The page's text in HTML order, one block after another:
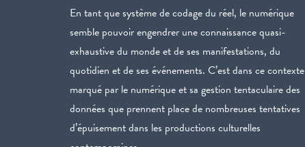
En tant que système de codage du réel, le numérique
semble pouvoir engendrer une connaissance quasi-
exhaustive du monde et de ses manifestations, du
quotidien et de ses événements. C’est dans ce contexte
marqué par le numérique et sa gestion tentaculaire des
données que prennent place de nombreuses tentatives
d’épuisement dans les productions culturelles